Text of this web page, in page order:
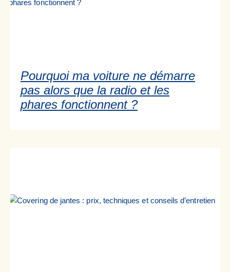
Pourquoi ma voiture ne démarre
pas alors que la radio et les
phares fonctionnent ?